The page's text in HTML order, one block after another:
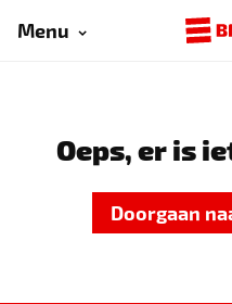
Menu
Oeps, er is
Doorgaan